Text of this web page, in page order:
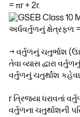
= πr + 2r.
અર્ધવર્તુળનું ક્ષેત્રફળ
→ વર્તુળનું ચતુર્ભાશ
તેવા વ્યાસ દ્વારા
વર્તુળનું ચતુર્થાંશ
r ત્રિજ્યા ધરાવતાં
વર્તુળના ચતુર્થાશની